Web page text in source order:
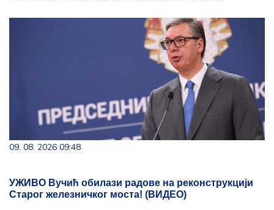
09. 08. 2026 09:48
УЖИВО Вучић обилази радове на реконструкцији
Старог железничког моста! (ВИДЕО)